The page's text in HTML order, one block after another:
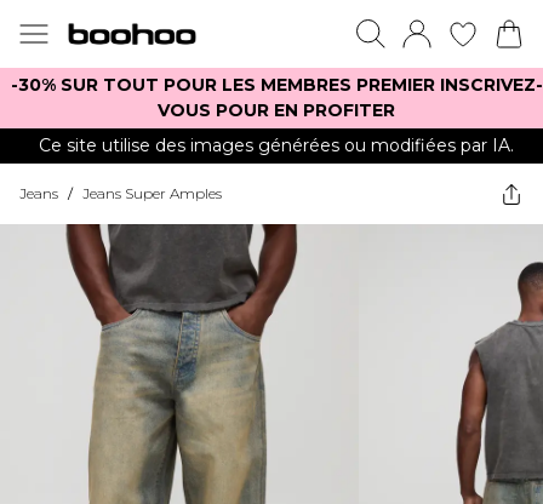
-30% SUR TOUT POUR LES MEMBRES PREMIER INSCRIVEZ-
VOUS POUR EN PROFITER
Ce site utilise des images générées ou modifiées par IA.
Jeans / Jeans Super Amples